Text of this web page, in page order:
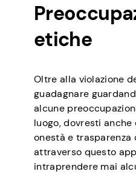
etiche
Oltre alla violazione
guadagnare
alcune
luogo, dovresti anche
onestà e trasparenza
attraverso questo
intraprendere mai